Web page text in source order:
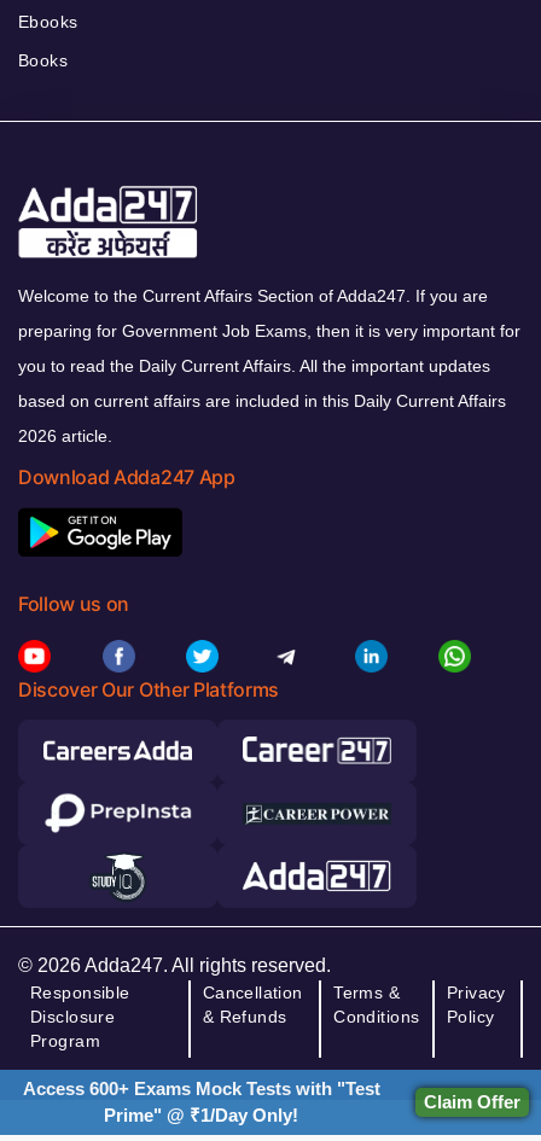
Ebooks
Books
Welcome to the Current Affairs Section of Adda247. If you are
preparing for Government Job Exams, then it is very important for
you to read the Daily Current Affairs. All the important updates
based on current affairs are included in this Daily Current Affairs
2026 article.
Download Adda247 App
Follow us on
Discover Our Other Platforms
© 2026 Adda247. All rights reserved.
Responsible
Disclosure
Program
Cancellation
& Refunds
Terms &
Conditions
Privacy
Policy
Access 600+ Exams Mock Tests with "Test
Prime" @ ₹1/Day Only!
Claim Offer